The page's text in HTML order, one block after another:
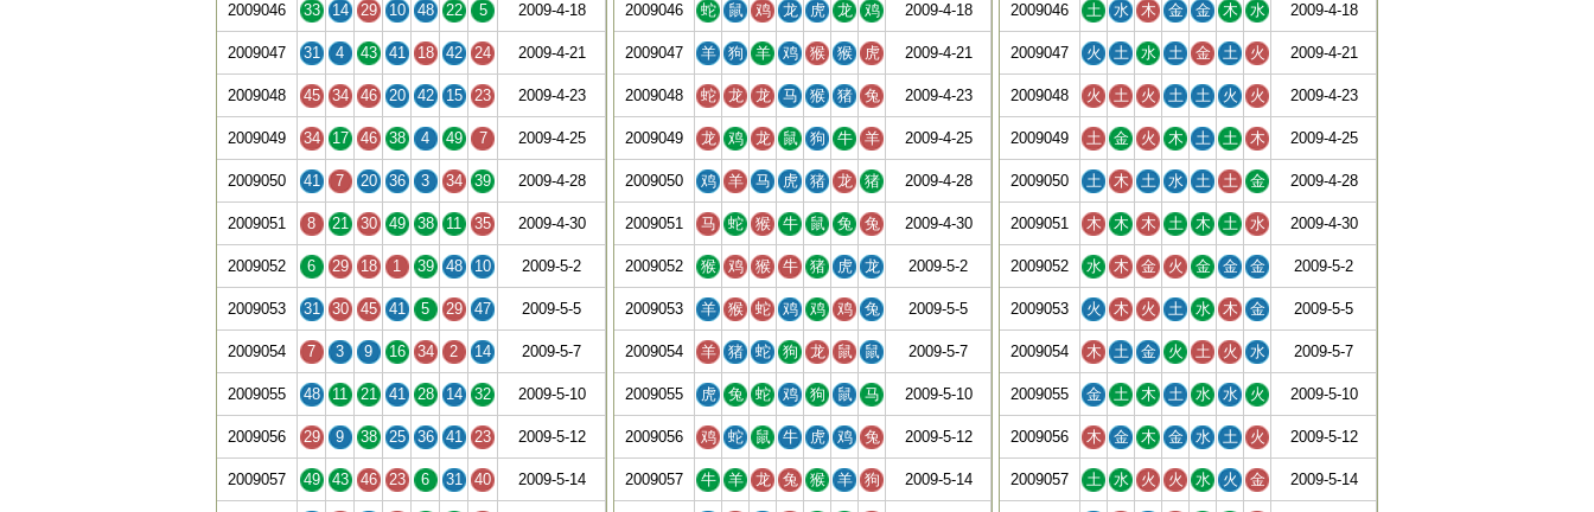
2009046 33 14 29 10 48 22 5 2009-4-18
2009047 31 4 43 41 18 42 24 2009-4-21
2009048 45 34 46 20 42 15 23 2009-4-23
2009049 34 17 46 38 4 49 7 2009-4-25
2009050 41 7 20 36 3 34 39 2009-4-28
2009051 8 21 30 49 38 11 35 2009-4-30
2009052 6 29 18 1 39 48 10 2009-5-2
2009053 31 30 45 41 5 29 47 2009-5-5
2009054 7 3 9 16 34 2 14 2009-5-7
2009055 48 11 21 41 28 14 32 2009-5-10
2009056 29 9 38 25 36 41 23 2009-5-12
2009057 49 43 46 23 6 31 40 2009-5-14
2009046 蛇 鼠 鸡 龙 虎 龙 鸡 2009-4-18
2009047 羊 狗 羊 鸡 猴 猴 虎 2009-4-21
2009048 蛇 龙 龙 马 猴 猪 兔 2009-4-23
2009049 龙 鸡 龙 鼠 狗 牛 羊 2009-4-25
2009050 鸡 羊 马 虎 猪 龙 猪 2009-4-28
2009051 马 蛇 猴 牛 鼠 兔 兔 2009-4-30
2009052 猴 鸡 猴 牛 猪 虎 龙 2009-5-2
2009053 羊 猴 蛇 鸡 鸡 鸡 兔 2009-5-5
2009054 羊 猪 蛇 狗 龙 鼠 鼠 2009-5-7
2009055 虎 兔 蛇 鸡 狗 鼠 马 2009-5-10
2009056 鸡 蛇 鼠 牛 虎 鸡 兔 2009-5-12
2009057 牛 羊 龙 兔 猴 羊 狗 2009-5-14
2009046 土 水 木 金 金 木 水 2009-4-18
2009047 火 土 水 土 金 土 火 2009-4-21
2009048 火 土 火 土 土 火 火 2009-4-23
2009049 土 金 火 木 土 土 木 2009-4-25
2009050 土 木 土 水 土 土 金 2009-4-28
2009051 木 木 木 土 木 土 水 2009-4-30
2009052 水 木 金 火 金 金 金 2009-5-2
2009053 火 木 火 土 水 木 金 2009-5-5
2009054 木 土 金 火 土 火 水 2009-5-7
2009055 金 土 木 土 水 水 火 2009-5-10
2009056 木 金 木 金 水 土 火 2009-5-12
2009057 土 水 火 火 水 火 金 2009-5-14